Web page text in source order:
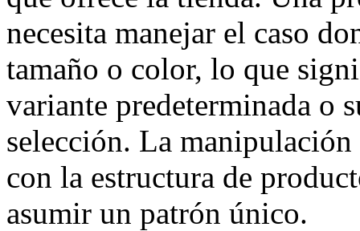
necesita manejar el caso
tamaño o color, lo que
variante predeterminada o
selección. La
con la estructura de
asumir un patrón único.